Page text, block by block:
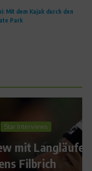
Mit dem Kajak durch den
Park